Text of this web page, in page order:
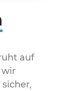
auf
wir